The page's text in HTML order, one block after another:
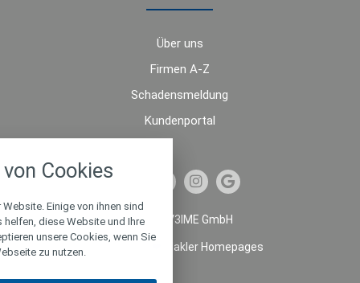
Über uns
Firmen A-Z
Schadensmeldung
Kundenportal
© 2026 V3IME GmbH
Makler Homepages
Cookies
Einige von ihnen sind
diese Website und Ihre
unsere Cookies, wenn Sie
zu nutzen.
alle verwendeten Cookies und
zu blockieren.
Notwendig
Performance